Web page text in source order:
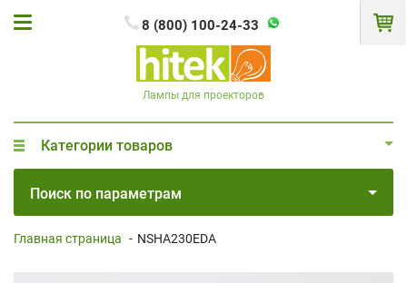
8 (800) 100-24-33
Лампы для проекторов
Категории товаров
Поиск по параметрам
Главная страница - NSHA230EDA